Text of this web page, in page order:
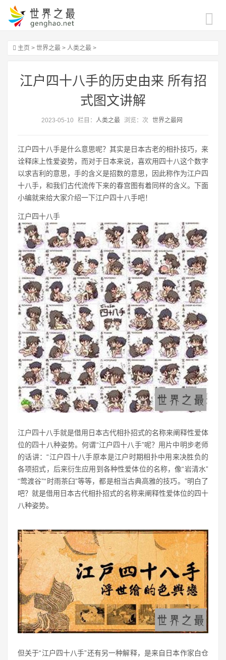
主页 > 世界之最 > 人类之最 >
江户四十八手的历史由来 所有招
式图文讲解
2023-05-10 栏目： 人类之最 浏览： 次 世界之最网
江户四十八手是什么意思呢？其实是日本古老的相扑技巧，来
诠释床上性爱姿势，而对于日本来说，喜欢用四十八这个数字
以求吉利的意思，手的含义是招数的意思，因此称作为江户四
十八手，和我们古代流传下来的春宫图有着同样的含义。下面
小编就来给大家介绍一下江户四十八手吧！
江户四十八手
江户四十八手就是借用日本古代相扑招式的名称来阐释性爱体
位的四十八种姿势。何谓“江户四十八手”呢？用片中明步老师
的话讲：“江户四十八手原本是江户时期相扑中用来决胜负的
各项招式，后来衍生应用到各种性爱体位的名称，像“岩清水”
“莺渡谷”“时雨茶臼”等等，都是相当古典高雅的技巧。”明白了
吧？就是借用日本古代相扑招式的名称来阐释性爱体位的四十
八种姿势。
但关于“江户四十八手”还有另一种解释，是来自日本作家白仓